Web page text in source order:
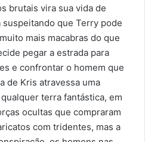
brutais vira sua vida de
suspeitando que Terry pode
mais macabras do que
pegar a estrada para
e confrontar o homem que
de Kris atravessa uma
terra fantástica, em
ocultas que compraram
com tridentes, mas a